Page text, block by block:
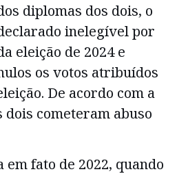
diplomas dos dois, o
inelegível por
eleição de 2024 e
os votos atribuídos
De acordo com a
dois cometeram abuso
em fato de 2022, quando